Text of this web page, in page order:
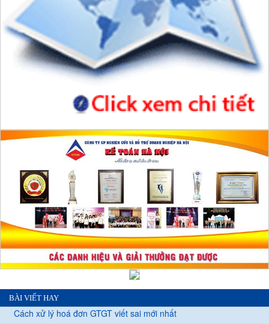
BÀI VIẾT HAY
Cách xử lý hoá đơn GTGT viết sai mới nhất